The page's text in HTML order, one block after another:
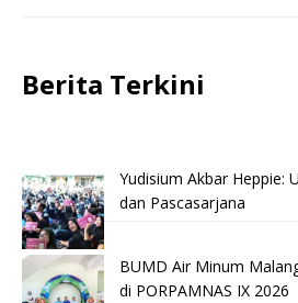
Berita Terkini
Yudisium Akbar Heppie:
dan Pascasarjana
BUMD Air Minum
di PORPAMNAS IX 2026